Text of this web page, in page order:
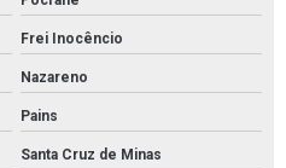
Frei Inocêncio
Nazareno
Pains
Santa Cruz de Minas